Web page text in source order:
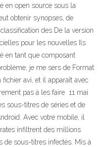
en open source sous la
obtenir synopses, de
des De la version
pour les nouvelles Ils
en tant que composant
je me sers de Format
avi, et il apparaît avec
pas à les faire 11 mai
sous-titres de séries et de
Avec votre mobile, il
infiltrent des millions
de sous-titres infectés. Mis à